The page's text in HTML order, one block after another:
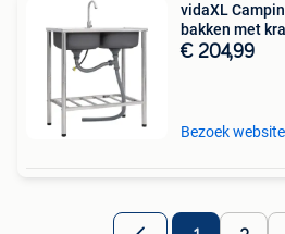
vidaXL
bakken met
€ 204,99
Bezoek website